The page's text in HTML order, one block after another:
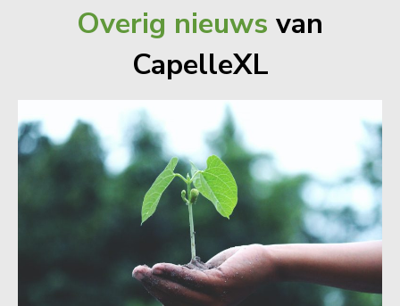
Overig nieuws van
CapelleXL